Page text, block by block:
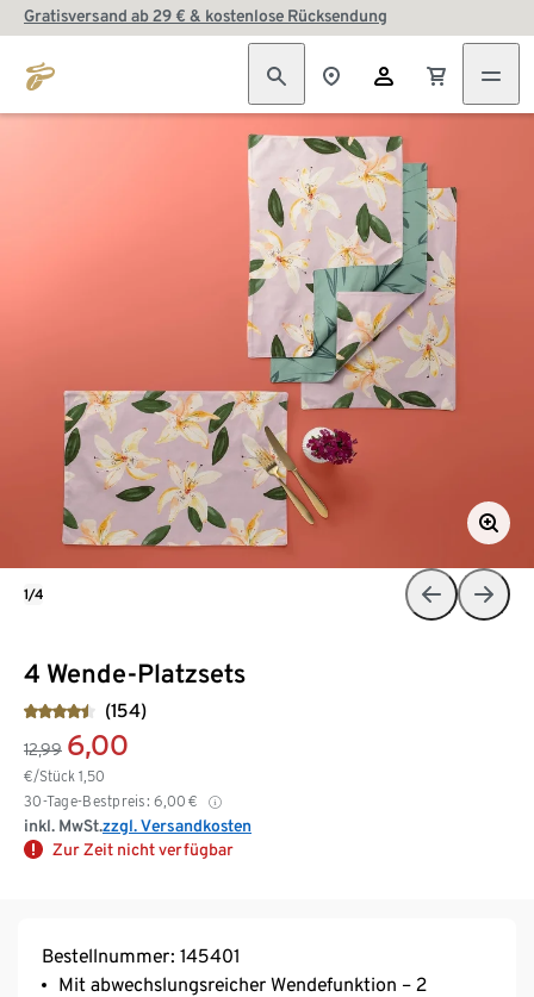
Gratisversand ab 29 € & kostenlose Rücksendung
4 Wende-Platzsets
(154)
12,99 6,00
€/Stück 1,50
30-Tage-Bestpreis: 6,00 €
inkl. MwSt.zzgl. Versandkosten
Zur Zeit nicht verfügbar
1/4
Bestellnummer: 145401
Mit abwechslungsreicher Wendefunktion – 2